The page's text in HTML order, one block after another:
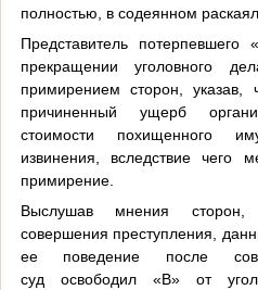
полностью, в содеянном
Представитель потерпевшего
прекращении уголовного
примирением сторон, указав,
причиненный ущерб
стоимости похищенного
извинения, вследствие чего
примирение.
Выслушав мнения сторон,
совершения преступления,
ее поведение после
суд освободил «В» от